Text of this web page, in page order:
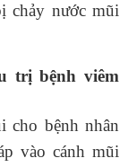
chảy nước mũi
trị bệnh viêm
cho bệnh nhân
vào cánh mũi